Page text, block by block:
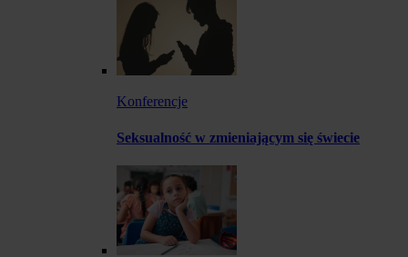
Konferencje
Seksualność w zmieniającym się świecie